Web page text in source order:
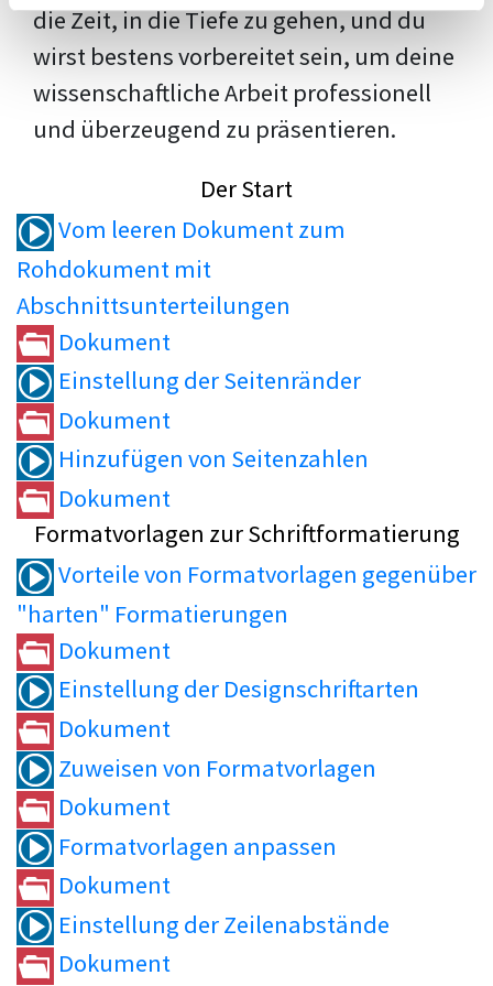
die Zeit, in die Tiefe zu gehen, und du
wirst bestens vorbereitet sein, um deine
wissenschaftliche Arbeit professionell
und überzeugend zu präsentieren.
Der Start
Vom leeren Dokument zum
Rohdokument mit
Abschnittsunterteilungen
Dokument
Einstellung der Seitenränder
Dokument
Hinzufügen von Seitenzahlen
Dokument
Formatvorlagen zur Schriftformatierung
Vorteile von Formatvorlagen gegenüber
"harten" Formatierungen
Dokument
Einstellung der Designschriftarten
Dokument
Zuweisen von Formatvorlagen
Dokument
Formatvorlagen anpassen
Dokument
Einstellung der Zeilenabstände
Dokument